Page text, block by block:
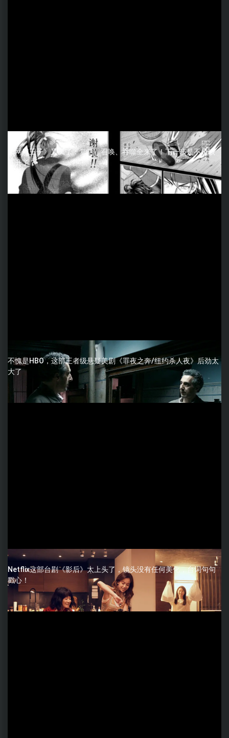
《网球王子》又疯了：复活、召唤、吞噬全来了！下一步是不是该
飞升了？
不愧是HBO，这部王者级悬疑美剧《罪夜之奔/纽约杀人夜》后劲太
大了
Netflix这部台剧《影后》太上头了，镜头没有任何美化，台词句句
戳心！